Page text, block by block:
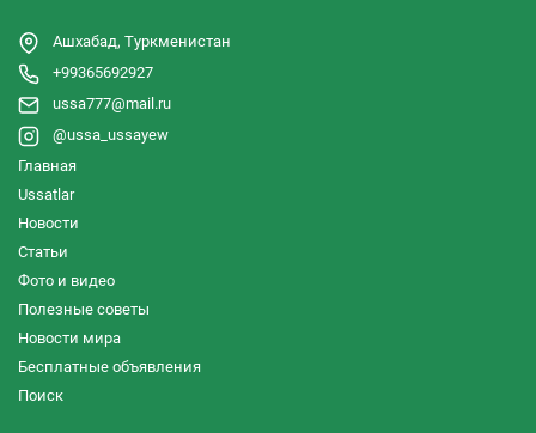
Ашхабад, Туркменистан
+99365692927
ussa777@mail.ru
@ussa_ussayew
Главная
Ussatlar
Новости
Статьи
Фото и видео
Полезные советы
Новости мира
Бесплатные объявления
Поиск